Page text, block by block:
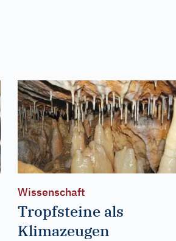
Wissenschaft
Tropfsteine als
Klimazeugen